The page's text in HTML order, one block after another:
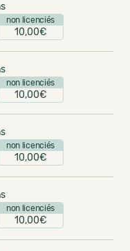
non licenciés
10,00€
non licenciés
10,00€
non licenciés
10,00€
non licenciés
10,00€